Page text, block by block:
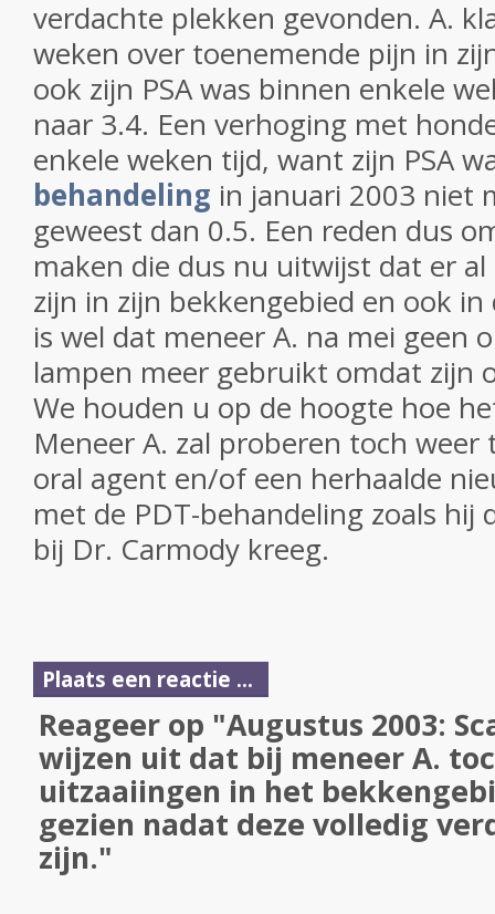
verdachte plekken gevonden. A.
weken over toenemende pijn in
ook zijn PSA was binnen enkele
naar 3.4. Een verhoging met
enkele weken tijd, want zijn PSA
behandeling in januari 2003 niet
geweest dan 0.5. Een reden dus
maken die dus nu uitwijst dat er
zijn in zijn bekkengebied en ook
is wel dat meneer A. na mei geen
lampen meer gebruikt omdat zijn
We houden u op de hoogte hoe
Meneer A. zal proberen toch
oral agent en/of een herhaalde
met de PDT-behandeling zoals hij
bij Dr. Carmody kreeg.
Plaats een reactie ...
Reageer op "Augustus 2003:
wijzen uit dat bij meneer A.
uitzaaiingen in het
gezien nadat deze volledig
zijn."